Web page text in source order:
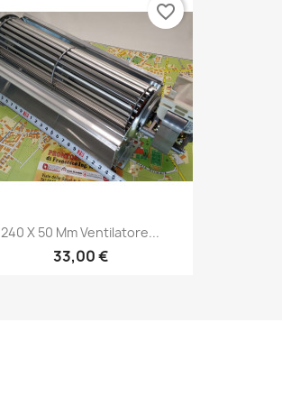
240 X 50 Mm Ventilatore...
33,00 €
favorite_border